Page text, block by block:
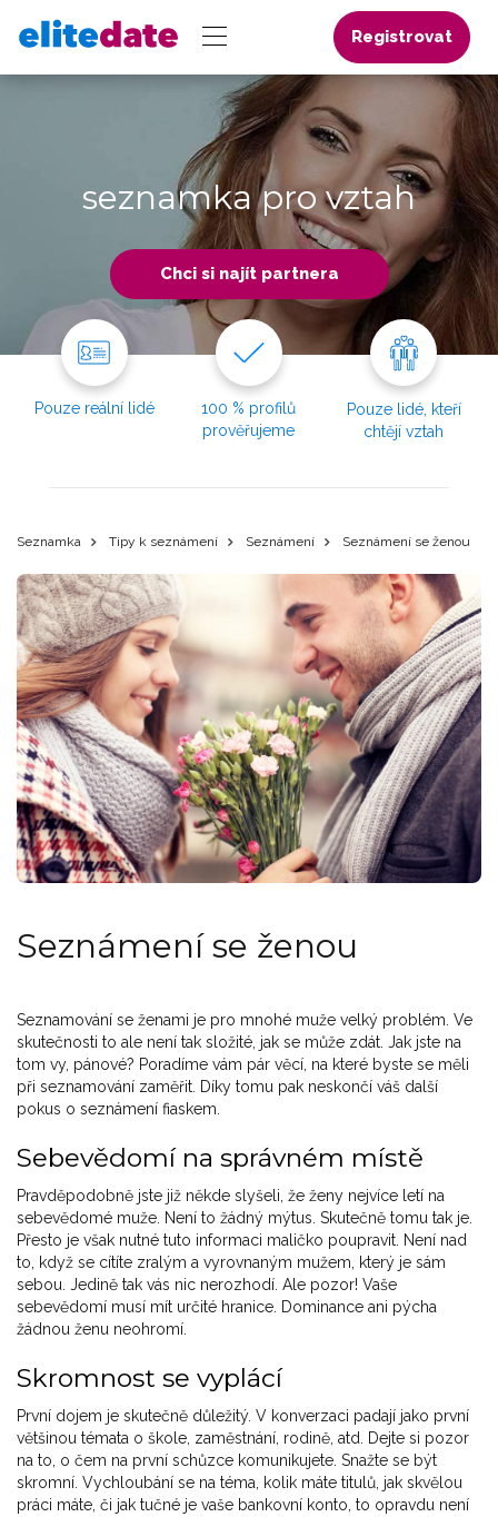
Registrovat
seznamka pro vztah
Chci si najít partnera
Pouze reální lidé
100 % profilů
prověřujeme
Pouze lidé, kteří
chtějí vztah
Seznamka Tipy k seznámení Seznámení Seznámení se ženou
Seznámení se ženou
Seznamování se ženami je pro mnohé muže velký problém. Ve
skutečnosti to ale není tak složité, jak se může zdát. Jak jste na
tom vy, pánové? Poradíme vám pár věcí, na které byste se měli
při seznamování zaměřit. Díky tomu pak neskončí váš další
pokus o seznámení fiaskem.
Sebevědomí na správném místě
Pravděpodobně jste již někde slyšeli, že ženy nejvíce letí na
sebevědomé muže. Není to žádný mýtus. Skutečně tomu tak je.
Přesto je však nutné tuto informaci maličko poupravit. Není nad
to, když se cítíte zralým a vyrovnaným mužem, který je sám
sebou. Jedině tak vás nic nerozhodí. Ale pozor! Vaše
sebevědomí musí mít určité hranice. Dominance ani pýcha
žádnou ženu neohromí.
Skromnost se vyplácí
První dojem je skutečně důležitý. V konverzaci padají jako první
většinou témata o škole, zaměstnání, rodině, atd. Dejte si pozor
na to, o čem na první schůzce komunikujete. Snažte se být
skromní. Vychloubání se na téma, kolik máte titulů, jak skvělou
práci máte, či jak tučné je vaše bankovní konto, to opravdu není